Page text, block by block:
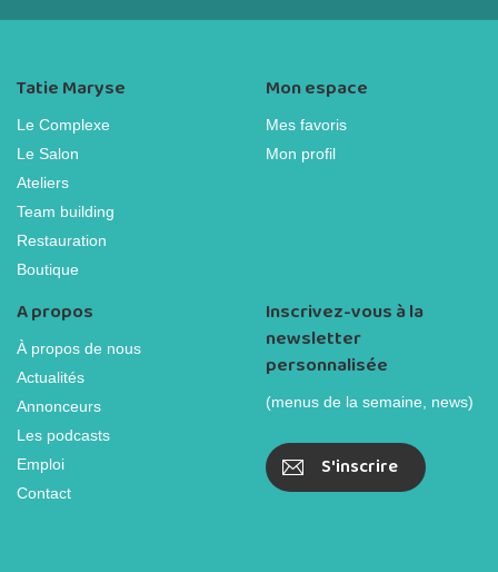
Tatie Maryse
Le Complexe
Le Salon
Ateliers
Team building
Restauration
Boutique
Mon espace
Mes favoris
Mon profil
A propos
À propos de nous
Actualités
Annonceurs
Les podcasts
Emploi
Contact
Inscrivez-vous à la
newsletter
personnalisée
(menus de la semaine, news)
S'inscrire